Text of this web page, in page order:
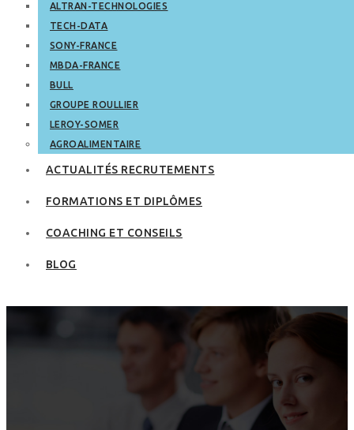
ALTRAN-TECHNOLOGIES
TECH-DATA
SONY-FRANCE
MBDA-FRANCE
BULL
GROUPE ROULLIER
LEROY-SOMER
AGROALIMENTAIRE
ACTUALITÉS RECRUTEMENTS
FORMATIONS ET DIPLÔMES
COACHING ET CONSEILS
BLOG